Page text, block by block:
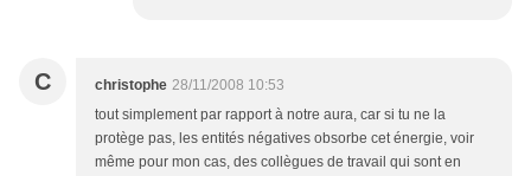
C christophe 28/11/2008 10:53
tout simplement par rapport à notre aura, car si tu ne la
protège pas, les entités négatives obsorbe cet énergie, voir
même pour mon cas, des collègues de travail qui sont en